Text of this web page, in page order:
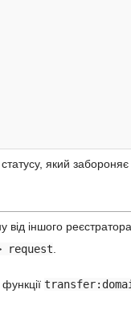
який забороняє
іншого
request
функції